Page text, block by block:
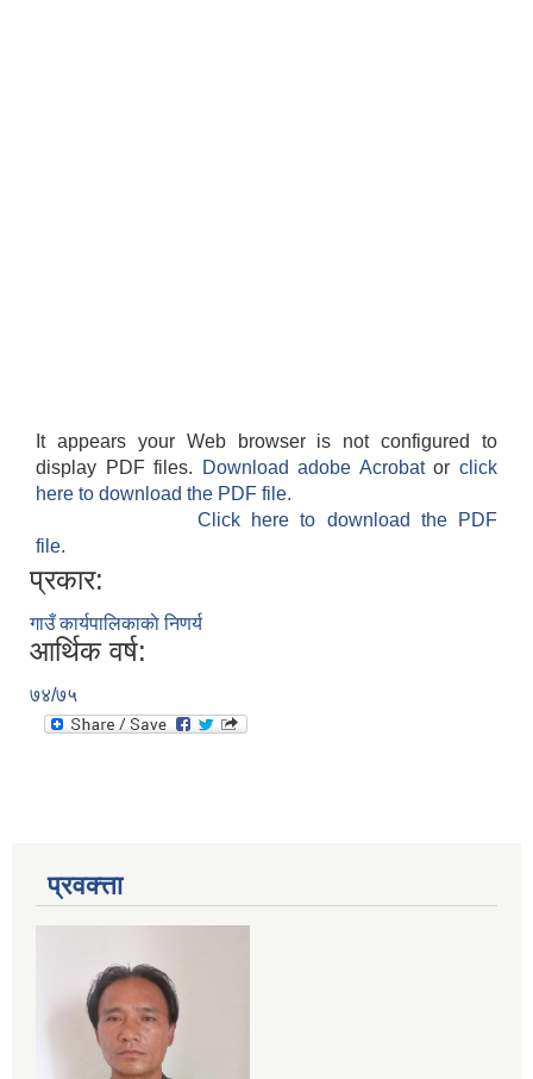
It appears your Web browser is not configured to
display PDF files.
Download adobe Acrobatorclick
here to download the PDF file.
Click here to download the PDF
file.
प्रकार:
गाउँ कार्यपालिकाकाे निणर्य
आर्थिक वर्ष:
७४/७५
प्रवक्त्ता